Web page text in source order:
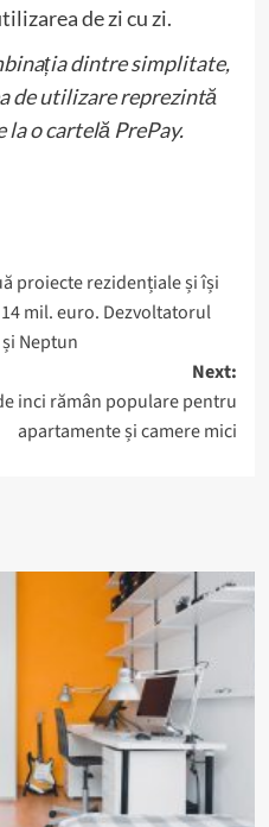
de zi cu zi.
dintre simplitate,
de utilizare reprezintă
la o cartelă PrePay.
proiecte rezidențiale și își
mil. euro. Dezvoltatorul
Neptun
Next:
inci rămân populare pentru
apartamente și camere mici